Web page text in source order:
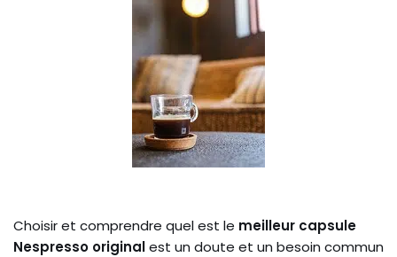
Choisir et comprendre quel est le meilleur capsule
Nespresso originalest un doute et un besoin commun